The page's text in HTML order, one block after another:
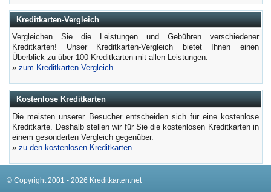
Kreditkarten-Vergleich
Vergleichen Sie die Leistungen und Gebühren verschiedener
Kreditkarten! Unser Kreditkarten-Vergleich bietet Ihnen einen
Überblick zu über 100 Kreditkarten mit allen Leistungen.
»zum Kreditkarten-Vergleich
Kostenlose Kreditkarten
Die meisten unserer Besucher entscheiden sich für eine kostenlose
Kreditkarte. Deshalb stellen wir für Sie die kostenlosen Kreditkarten in
einem gesonderten Vergleich gegenüber.
»zu den kostenlosen Kreditkarten
© Copyright 2001 - 2026 Kreditkarten.net